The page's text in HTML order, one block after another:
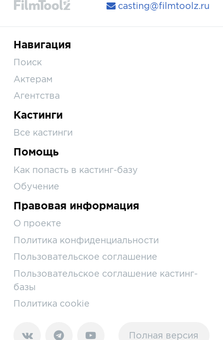
casting@filmtoolz.ru
Навигация
Поиск
Актерам
Агентства
Кастинги
Все кастинги
Помощь
Как попасть в кастинг-базу
Обучение
Правовая информация
О проекте
Политика конфиденциальности
Пользовательское соглашение
Пользовательское соглашение кастинг-
базы
Политика cookie
Полная версия